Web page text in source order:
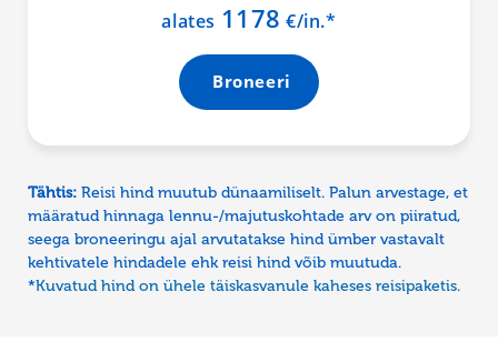
alates 1178 €/in.*
Broneeri
Tähtis: Reisi hind muutub dünaamiliselt. Palun arvestage, et
määratud hinnaga lennu-/majutuskohtade arv on piiratud,
seega broneeringu ajal arvutatakse hind ümber vastavalt
kehtivatele hindadele ehk reisi hind võib muutuda.
*Kuvatud hind on ühele täiskasvanule kaheses reisipaketis.